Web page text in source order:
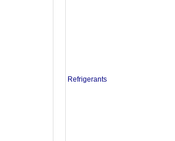
Refrigerants